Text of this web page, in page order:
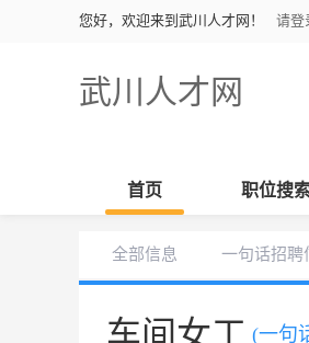
您好，欢迎来到武川人才网！ 请登
武川人才网
首页 职位搜
全部信息 一句话招聘
车间女工 (一句